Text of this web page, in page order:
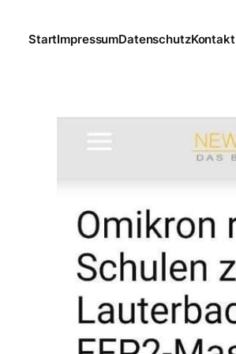
StartImpressumDatenschutzKontakt